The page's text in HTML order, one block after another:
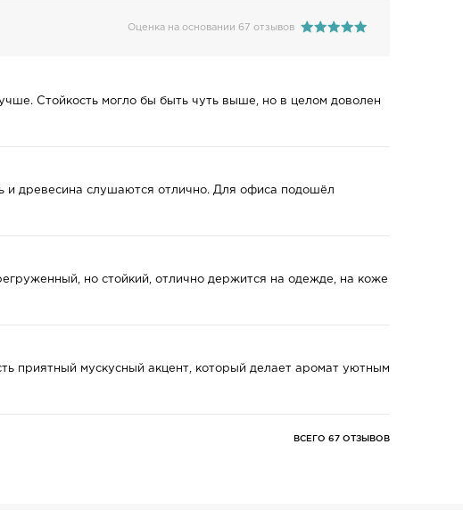
Оценка на основании 67 отзывов
Стойкость могло бы быть чуть выше, но в целом доволен
и древесина слушаются отлично. Для офиса подошёл
но стойкий, отлично держится на одежде, на коже
приятный мускусный акцент, который делает аромат уютным
ВСЕГО 67 ОТЗЫВОВ